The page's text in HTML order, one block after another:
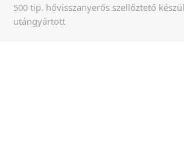
500 tip. hővisszanyerős szellőztető
utángyártott